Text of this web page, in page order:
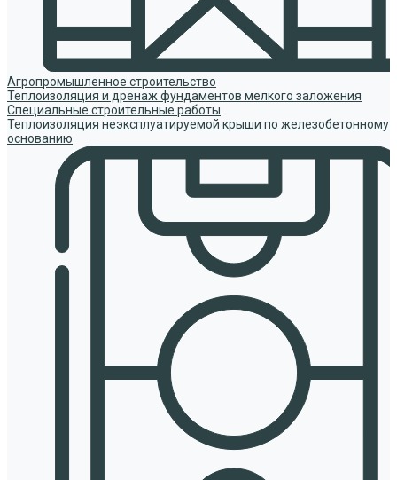
Агропромышленное строительство
Теплоизоляция и дренаж фундаментов мелкого заложения
Специальные строительные работы
Теплоизоляция неэксплуатируемой крыши по железобетонному
основанию